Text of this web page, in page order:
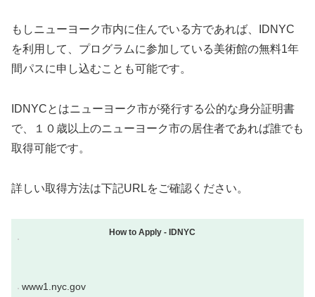
もしニューヨーク市内に住んでいる方であれば、IDNYC
を利用して、プログラムに参加している美術館の無料1年
間パスに申し込むことも可能です。
IDNYCとはニューヨーク市が発行する公的な身分証明書
で、１０歳以上のニューヨーク市の居住者であれば誰でも
取得可能です。
詳しい取得方法は下記URLをご確認ください。
How to Apply - IDNYC
www1.nyc.gov